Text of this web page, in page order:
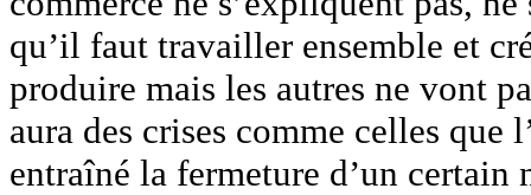
qu’il faut travailler ensemble et
produire mais les autres ne vont
aura des crises comme celles que
entraîné la fermeture d’un certain